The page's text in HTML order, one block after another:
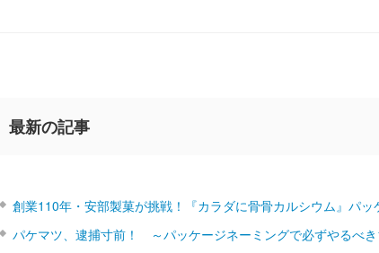
最新の記事
創業110年・安部製菓が挑戦！『カラダに骨骨カルシウム』パッ
パケマツ、逮捕寸前！ ～パッケージネーミングで必ずやるべき